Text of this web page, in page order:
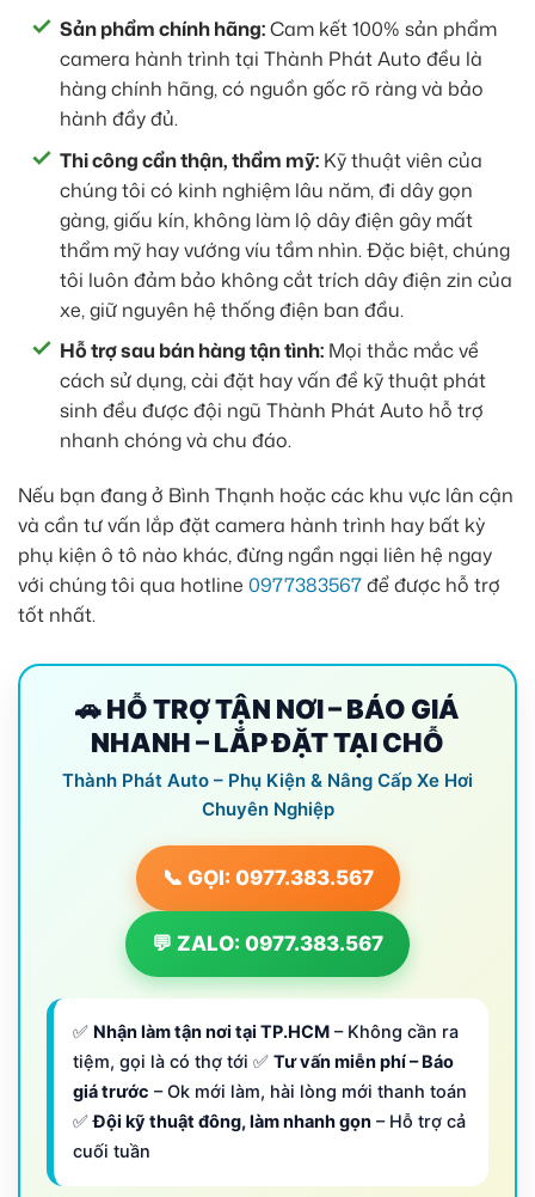
Sản phẩm chính hãng:Cam kết 100% sản phẩm
camera hành trình tại Thành Phát Auto đều là
hàng chính hãng, có nguồn gốc rõ ràng và bảo
hành đầy đủ.
Thi công cẩn thận, thẩm mỹ: Kỹ thuật viên của
chúng tôi có kinh nghiệm lâu năm, đi dây gọn
gàng, giấu kín, không làm lộ dây điện gây mất
thẩm mỹ hay vướng víu tầm nhìn. Đặc biệt, chúng
tôi luôn đảm bảo không cắt trích dây điện zin của
xe, giữ nguyên hệ thống điện ban đầu.
Hỗ trợ sau bán hàng tận tình: Mọi thắc mắc về
cách sử dụng, cài đặt hay vấn đề kỹ thuật phát
sinh đều được đội ngũ Thành Phát Auto hỗ trợ
nhanh chóng và chu đáo.
Nếu bạn đang ở Bình Thạnh hoặc các khu vực lân cận
và cần tư vấn lắp đặt camera hành trình hay bất kỳ
phụ kiện ô tô nào khác, đừng ngần ngại liên hệ ngay
với chúng tôi qua hotline 0977383567để được hỗ trợ
tốt nhất.
🚗 HỖ TRỢ TẬN NƠI – BÁO GIÁ
NHANH – LẮP ĐẶT TẠI CHỖ
Thành Phát Auto – Phụ Kiện & Nâng Cấp Xe Hơi
Chuyên Nghiệp
📞 GỌI: 0977.383.567
💬 ZALO: 0977.383.567
✅ Nhận làm tận nơi tại TP.HCM – Không cần ra
tiệm, gọi là có thợ tới ✅ Tư vấn miễn phí – Báo
giá trước – Ok mới làm, hài lòng mới thanh toán
✅Đội kỹ thuật đông, làm nhanh gọn – Hỗ trợ cả
cuối tuần